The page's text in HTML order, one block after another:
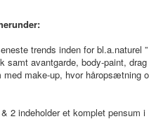
trends inden for bl.a.naturel ”
samt avantgarde, body-paint, drag
med make-up, hvor håropsætning
2 indeholder et komplet pensum i